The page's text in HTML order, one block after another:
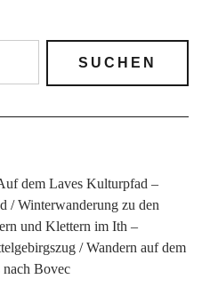
dem Laves Kulturpfad –
Winterwanderung zu den
und Klettern im Ith –
Wandern auf dem
Bovec